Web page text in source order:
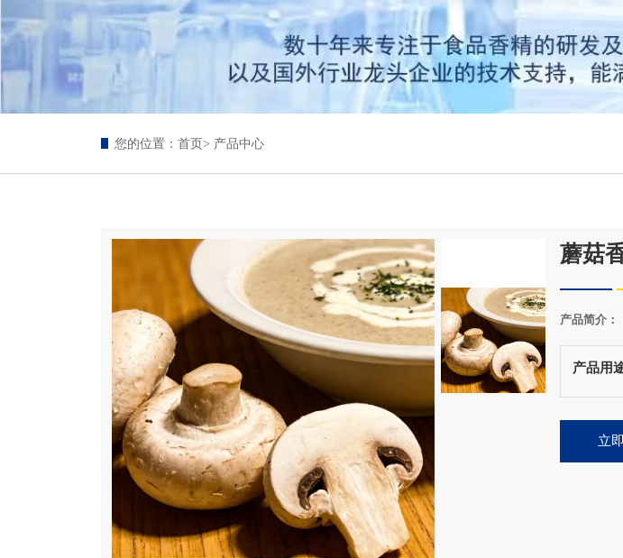
您的位置： 首页> 产品中心
蘑菇
产品简介：
产品用
立